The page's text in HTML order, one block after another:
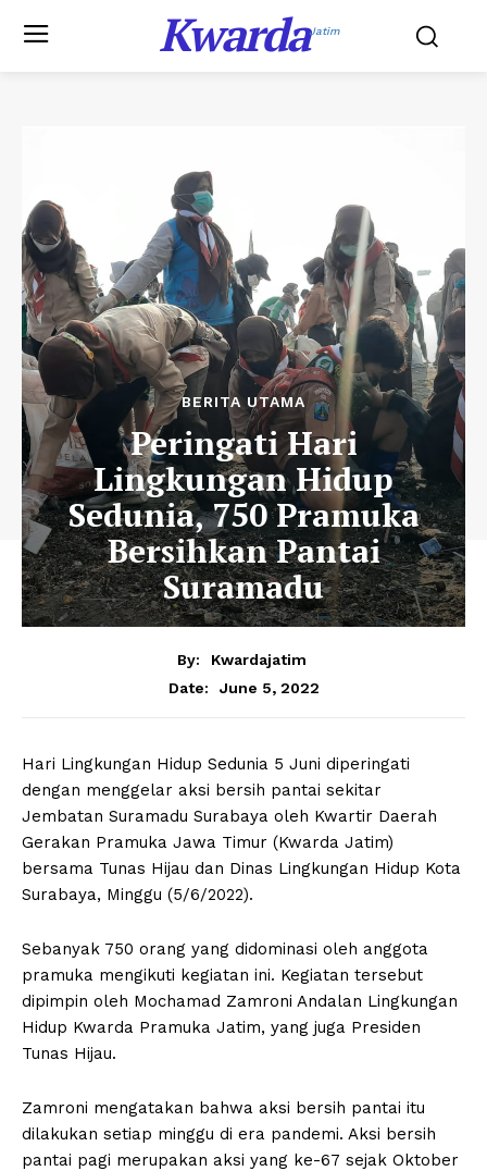
KwardaJatim
BERITA UTAMA
Peringati Hari
Lingkungan Hidup
Sedunia, 750 Pramuka
Bersihkan Pantai
Suramadu
By:
Kwardajatim
Date:
June 5, 2022
Hari Lingkungan Hidup Sedunia 5 Juni diperingati
dengan menggelar aksi bersih pantai sekitar
Jembatan Suramadu Surabaya oleh Kwartir Daerah
Gerakan Pramuka Jawa Timur (Kwarda Jatim)
bersama Tunas Hijau dan Dinas Lingkungan Hidup Kota
Surabaya, Minggu (5/6/2022).
Sebanyak 750 orang yang didominasi oleh anggota
pramuka mengikuti kegiatan ini. Kegiatan tersebut
dipimpin oleh Mochamad Zamroni Andalan Lingkungan
Hidup Kwarda Pramuka Jatim, yang juga Presiden
Tunas Hijau.
Zamroni mengatakan bahwa aksi bersih pantai itu
dilakukan setiap minggu di era pandemi. Aksi bersih
pantai pagi merupakan aksi yang ke-67 sejak Oktober